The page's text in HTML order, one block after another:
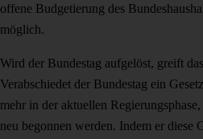
offene Budgetierung des
möglich.
Wird der Bundestag aufgelöst, greift
Verabschiedet der Bundestag ein
mehr in der aktuellen
neu begonnen werden. Indem er diese